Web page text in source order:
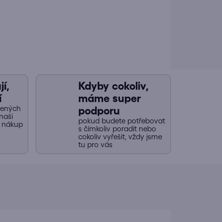
Kdyby cokoliv,
máme super
podporu
pokud budete potřebovat
s čímkoliv poradit nebo
cokoliv vyřešit, vždy jsme
tu pro vás